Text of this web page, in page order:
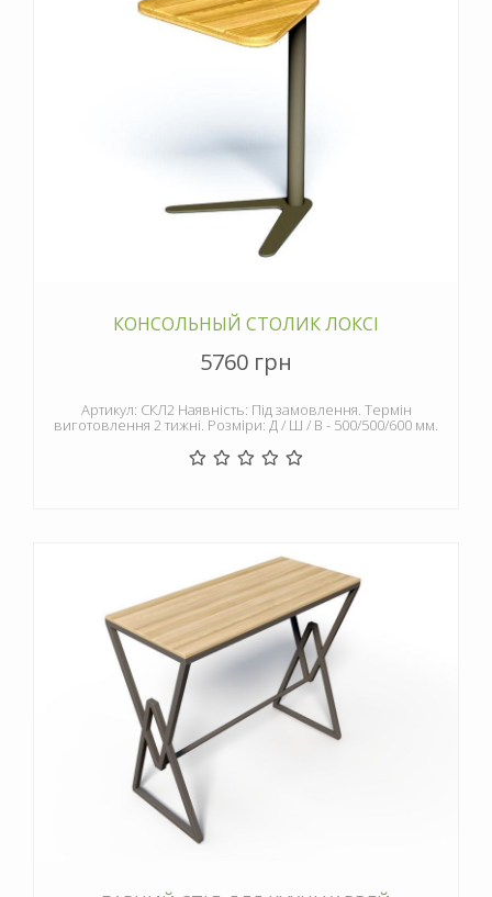
КОНСОЛЬНЫЙ СТОЛИК ЛОКСІ
5760 грн
Артикул: СКЛ2 Наявність: Під замовлення. Термін
виготовлення 2 тижні. Розміри: Д / Ш / В - 500/500/600 мм.